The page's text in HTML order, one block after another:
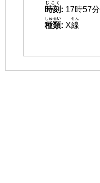
時刻
じこく
: 17時57分
種類
しゅるい
: X線
せん